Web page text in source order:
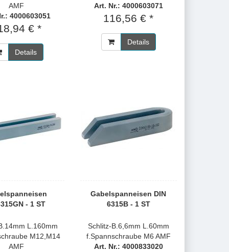
AMF
4000603051
€ *
Details
Art. Nr.: 4000603071
116,56 € *
Details
- 1 ST
L.160mm
M12,M14
AMF
Gabelspanneisen DIN
6315B - 1 ST
Schlitz-B.6,6mm L.60mm
f.Spannschraube M6 AMF
Art. Nr.: 4000833020